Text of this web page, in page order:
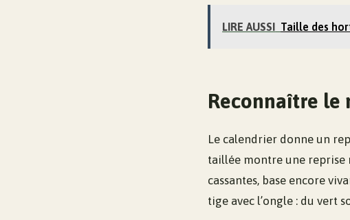
LIRE AUSSI Taille des
Reconnaître le
Le calendrier donne un
taillée montre une reprise
cassantes, base encore
tige avec l’ongle : du vert